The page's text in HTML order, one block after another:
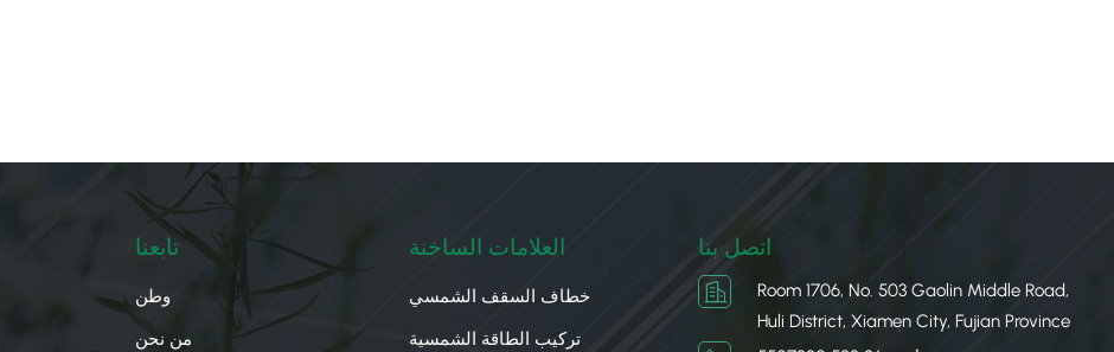
تابعنا
وطن
من نحن
العلامات الساخنة
خطاف السقف الشمسي
تركيب الطاقة الشمسية
اتصل بنا
Room 1706, No. 503 Gaolin Middle Road,
Huli District, Xiamen City, Fujian Province